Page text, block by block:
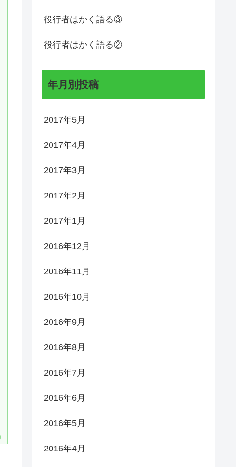
役行者はかく語る③
役行者はかく語る②
年月別投稿
2017年5月
2017年4月
2017年3月
2017年2月
2017年1月
2016年12月
2016年11月
2016年10月
2016年9月
2016年8月
2016年7月
2016年6月
2016年5月
2016年4月